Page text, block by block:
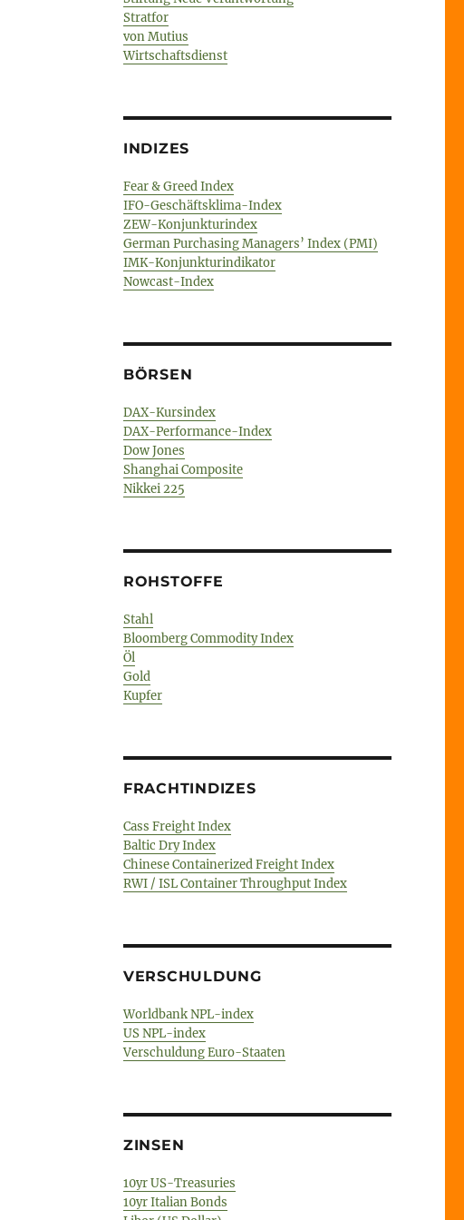
Stratfor
von Mutius
Wirtschaftsdienst
INDIZES
Fear & Greed Index
IFO-Geschäftsklima-Index
ZEW-Konjunkturindex
German Purchasing Managers’ Index (PMI)
IMK-Konjunkturindikator
Nowcast-Index
BÖRSEN
DAX-Kursindex
DAX-Performance-Index
Dow Jones
Shanghai Composite
Nikkei 225
ROHSTOFFE
Stahl
Bloomberg Commodity Index
Öl
Gold
Kupfer
FRACHTINDIZES
Cass Freight Index
Baltic Dry Index
Chinese Containerized Freight Index
RWI / ISL Container Throughput Index
VERSCHULDUNG
Worldbank NPL-index
US NPL-index
Verschuldung Euro-Staaten
ZINSEN
10yr US-Treasuries
10yr Italian Bonds